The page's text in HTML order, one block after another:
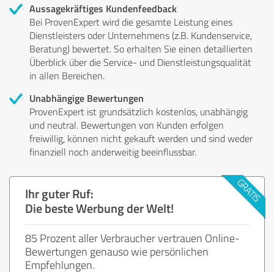
Aussagekräftiges Kundenfeedback
Bei ProvenExpert wird die gesamte Leistung eines
Dienstleisters oder Unternehmens (z.B. Kundenservice,
Beratung) bewertet. So erhalten Sie einen detaillierten
Überblick über die Service- und Dienstleistungsqualität
in allen Bereichen.
Unabhängige Bewertungen
ProvenExpert ist grundsätzlich kostenlos, unabhängig
und neutral. Bewertungen von Kunden erfolgen
freiwillig, können nicht gekauft werden und sind weder
finanziell noch anderweitig beeinflussbar.
Ihr guter Ruf:
Die beste Werbung der Welt!
85 Prozent aller Verbraucher vertrauen Online-
Bewertungen genauso wie persönlichen
Empfehlungen.